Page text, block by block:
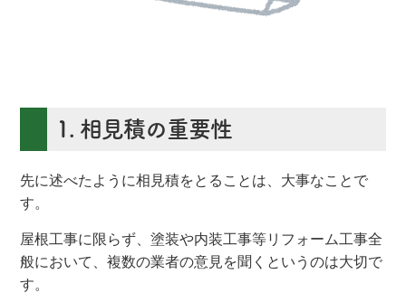
1. 相見積の重要性
先に述べたように相見積をとることは、大事なことで
す。
屋根工事に限らず、塗装や内装工事等リフォーム工事全
般において、複数の業者の意見を聞くというのは大切で
す。